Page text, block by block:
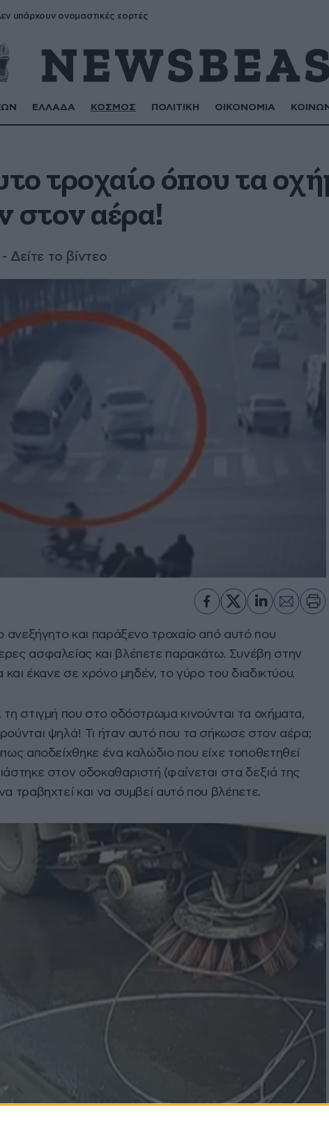
υπάρχουν ονομαστικές εορτές
ΕΛΛΑΔΑ ΚΟΣΜΟΣ ΠΟΛΙΤΙΚΗ ΟΙΚΟΝΟΜΙΑ
τροχαίο όπου τα
στον αέρα!
Δείτε το βίντεο
ανεξήγητο και παράξενο τροχαίο από αυτό που
ασφαλείας και βλέπετε παρακάτω. Συνέβη στην
έκανε σε χρόνο μηδέν, το γύρο του διαδικτύου.
στιγμή που στο οδόστρωμα κινούνται τα οχήματα,
ψηλά! Τι ήταν αυτό που τα σήκωσε στον αέρα;
αποδείχθηκε ένα καλώδιο που είχε τοποθετηθεί
στον οδοκαθαριστή (φαίνεται στα δεξιά της
τραβηχτεί και να συμβεί αυτό που βλέπετε.